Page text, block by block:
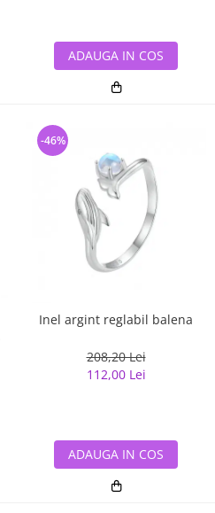
ADAUGA IN COS
Inel argint reglabil balena
208,20 Lei
112,00 Lei
-46%
ADAUGA IN COS